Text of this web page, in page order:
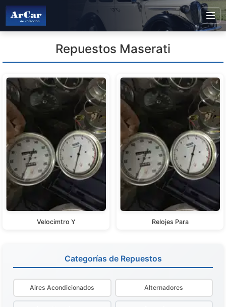
Repuestos Maserati
Velocimtro Y Relojes Para
Categorías de Repuestos
Aires Acondicionados Alternadores